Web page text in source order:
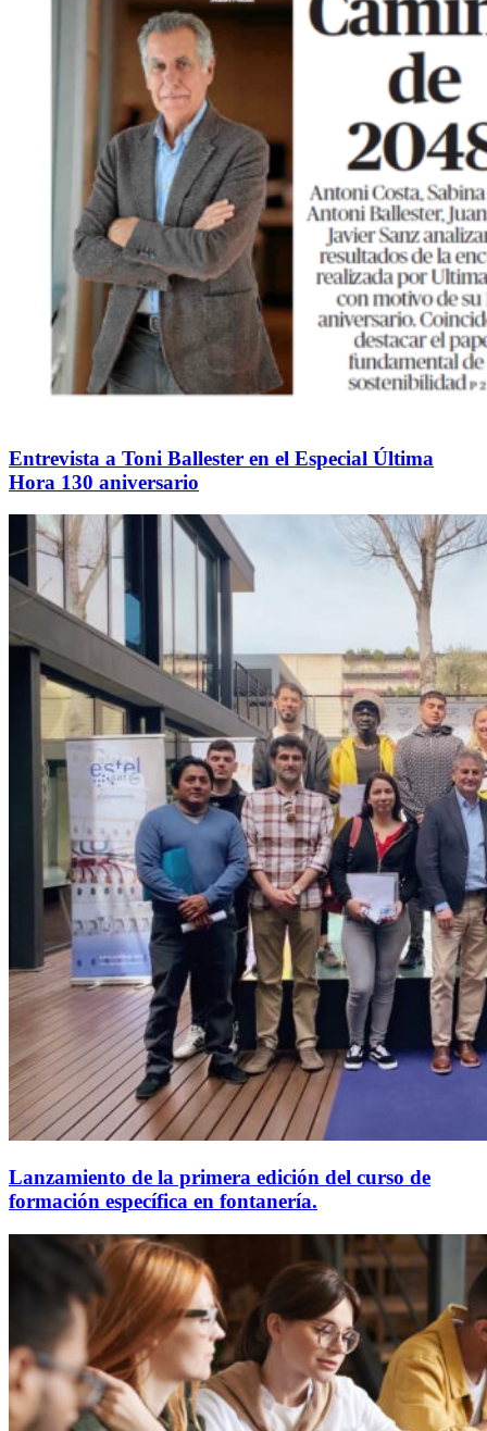
Entrevista a Toni Ballester en el Especial Última
Hora 130 aniversario
Lanzamiento de la primera edición del curso de
formación específica en fontanería.